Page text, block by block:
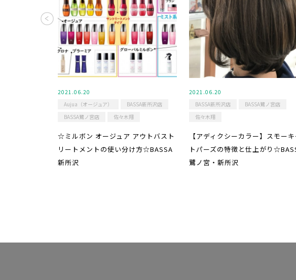
2021.06.20
Aujua（オージュア）
BASSA新所沢店
BASSA鷺ノ宮店
佐々木翔
☆ミルボン オージュア アウトバスト
リートメントの使い分け方☆BASSA
新所沢
2021.06.20
BASSA新所沢店
BASSA鷺ノ宮店
佐々木翔
【アディクシーカラー】スモーキ
トパーズの特徴と仕上がり
鷺ノ宮・新所沢